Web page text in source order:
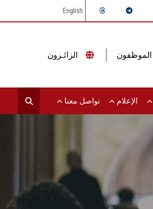
English
الإعلام تواصل معنا